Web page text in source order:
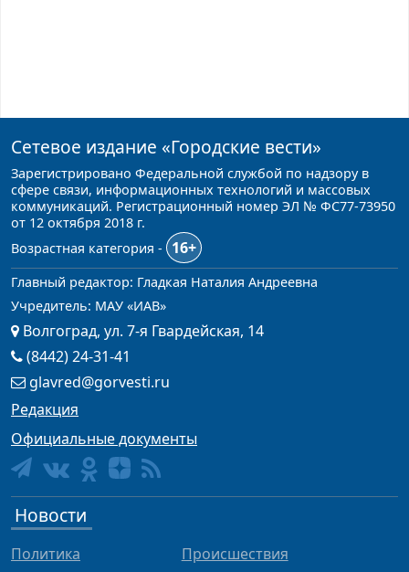
Сетевое издание «Городские вести»
Зарегистрировано Федеральной службой по надзору в
сфере связи, информационных технологий и массовых
коммуникаций. Регистрационный номер ЭЛ № ФС77-73950
от 12 октября 2018 г.
Возрастная категория -
16+
Главный редактор: Гладкая Наталия Андреевна
Учредитель: МАУ «ИАВ»
Волгоград, ул. 7-я Гвардейская, 14
(8442) 24-31-41
glavred@gorvesti.ru
Редакция
Официальные документы
Новости
Политика
Происшествия